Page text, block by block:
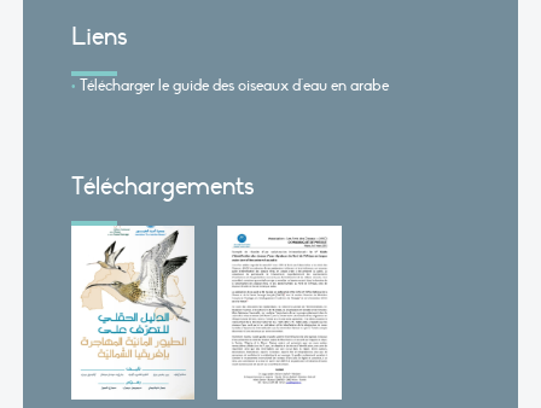
Liens
Télécharger le guide des oiseaux d'eau en arabe
Téléchargements